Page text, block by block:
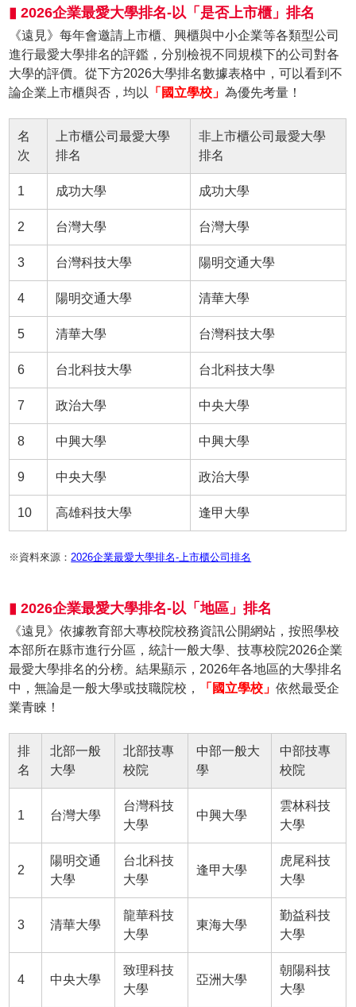
▮ 2026企業最愛大學排名-以「是否上市櫃」排名
《遠見》每年會邀請上市櫃、興櫃與中小企業等各類型公司
進行最愛大學排名的評鑑，分別檢視不同規模下的公司對各
大學的評價。從下方2026大學排名數據表格中，可以看到不
論企業上市櫃與否，均以
「國立學校」為優先考量！
名
次
上市櫃公司最愛大學
排名
非上市櫃公司最愛大學
排名
1 成功大學 成功大學
2 台灣大學 台灣大學
3 台灣科技大學 陽明交通大學
4 陽明交通大學 清華大學
5 清華大學 台灣科技大學
6 台北科技大學 台北科技大學
7 政治大學 中央大學
8 中興大學 中興大學
9 中央大學 政治大學
10 高雄科技大學 逢甲大學
※資料來源： 2026企業最愛大學排名-上市櫃公司排名
▮ 2026企業最愛大學排名-以「地區」排名
《遠見》依據教育部大專校院校務資訊公開網站，按照學校
本部所在縣市進行分區，統計一般大學、技專校院2026企業
最愛大學排名的分榜。結果顯示，2026年各地區的大學排名
中，無論是一般大學或技職院校，
「國立學校」依然最受企
業青睞！
排
名
北部一般
大學
北部技專
校院
中部一般大
學
中部技專
校院
1 台灣大學
台灣科技
大學
中興大學
雲林科技
大學
2
陽明交通
大學
台北科技
大學
逢甲大學
虎尾科技
大學
3 清華大學
龍華科技
大學
東海大學
勤益科技
大學
4 中央大學
致理科技
大學
亞洲大學
朝陽科技
大學